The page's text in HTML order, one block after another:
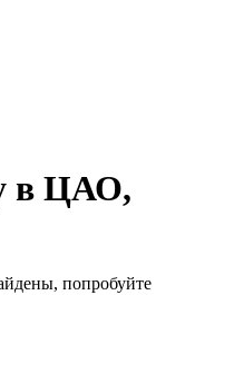
в ЦАО,
попробуйте